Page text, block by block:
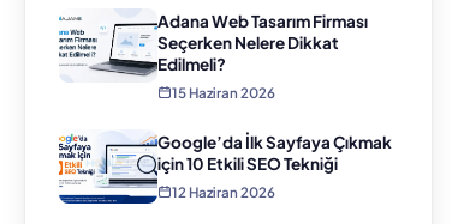
Adana Web Tasarım Firması
Seçerken Nelere Dikkat
Edilmeli?
15 Haziran 2026
Google’da İlk Sayfaya Çıkmak
için 10 Etkili SEO Tekniği
12 Haziran 2026